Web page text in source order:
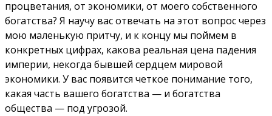
процветания, от экономики, от моего собственного
богатства? Я научу вас отвечать на этот вопрос через
мою маленькую притчу, и к концу мы поймем в
конкретных цифрах, какова реальная цена падения
империи, некогда бывшей сердцем мировой
экономики. У вас появится четкое понимание того,
какая часть вашего богатства — и богатства
общества — под угрозой.